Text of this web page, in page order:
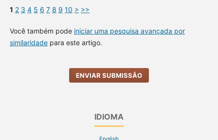
1 2 3 4 5 6 7 8 9 10 > >>
Você também pode iniciar uma pesquisa avançada por
similaridadepara este artigo.
ENVIAR SUBMISSÃO
IDIOMA